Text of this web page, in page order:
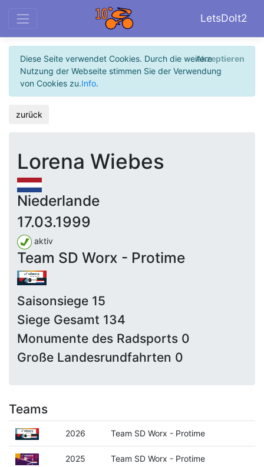
LetsDoIt2
Diese Seite verwendet Cookies. Durch die weitere
Nutzung der Webseite stimmen Sie der Verwendung
von Cookies zu.Info.
Akzeptieren
zurück
Lorena Wiebes
Niederlande
17.03.1999
aktiv
Team SD Worx - Protime
Saisonsiege 15
Siege Gesamt 134
Monumente des Radsports 0
Große Landesrundfahrten 0
Teams
2026 Team SD Worx - Protime
2025 Team SD Worx - Protime